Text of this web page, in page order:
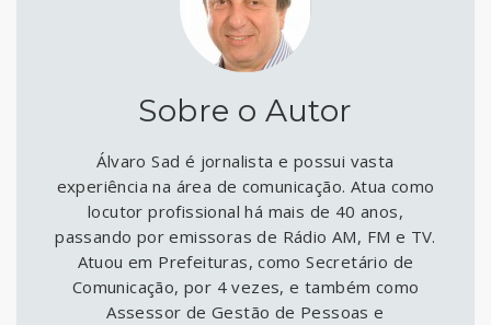
Sobre o Autor
Álvaro Sad é jornalista e possui vasta
experiência na área de comunicação. Atua como
locutor profissional há mais de 40 anos,
passando por emissoras de Rádio AM, FM e TV.
Atuou em Prefeituras, como Secretário de
Comunicação, por 4 vezes, e também como
Assessor de Gestão de Pessoas e